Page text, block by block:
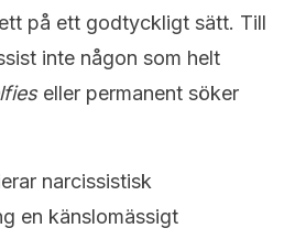
på ett godtyckligt sätt. Till
inte någon som helt
eller permanent söker
narcissistisk
en känslomässigt